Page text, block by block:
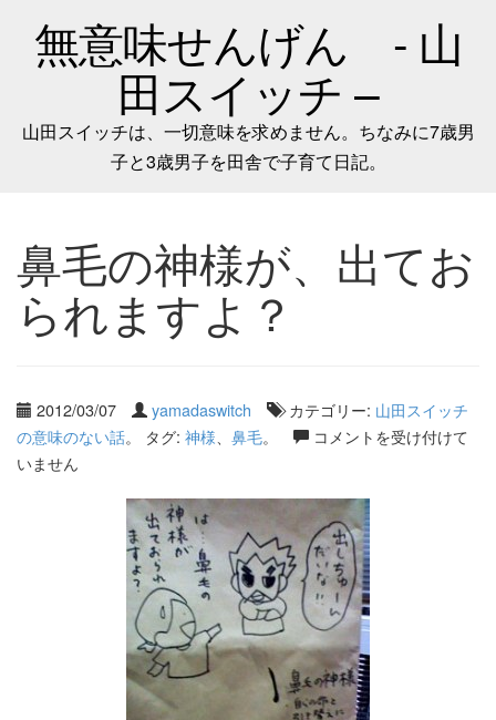
無意味せんげん - 山
田スイッチ –
山田スイッチは、一切意味を求めません。ちなみに7歳男
子と3歳男子を田舎で子育て日記。
鼻毛の神様が、出てお
られますよ？
2012/03/07 yamadaswitch カテゴリー: 山田スイッチ
の意味のない話。 タグ: 神様 鼻毛。
コメントを受け付けて
いません